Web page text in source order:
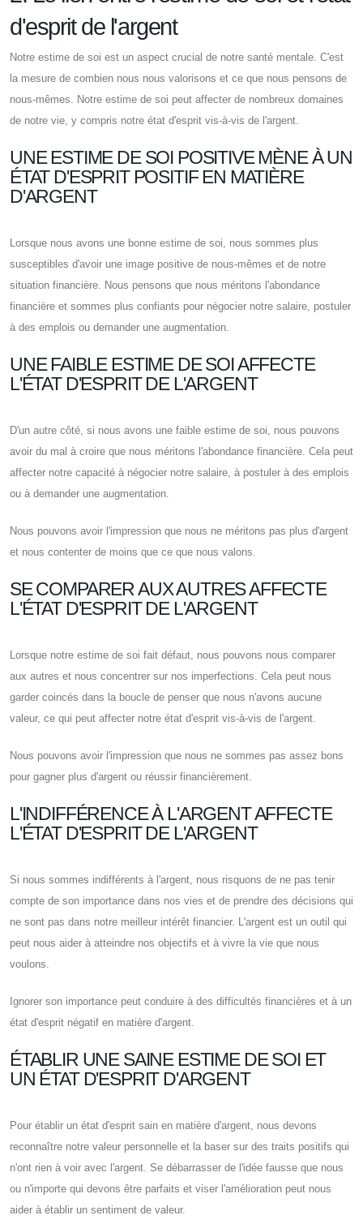
d'esprit de l'argent
Notre estime de soi est un aspect crucial de notre santé mentale. C'est
la mesure de combien nous nous valorisons et ce que nous pensons de
nous-mêmes. Notre estime de soi peut affecter de nombreux domaines
de notre vie, y compris notre état d'esprit vis-à-vis de l'argent.
UNE ESTIME DE SOI POSITIVE MÈNE À UN
ÉTAT D'ESPRIT POSITIF EN MATIÈRE
D'ARGENT
Lorsque nous avons une bonne estime de soi, nous sommes plus
susceptibles d'avoir une image positive de nous-mêmes et de notre
situation financière. Nous pensons que nous méritons l'abondance
financière et sommes plus confiants pour négocier notre salaire, postuler
à des emplois ou demander une augmentation.
UNE FAIBLE ESTIME DE SOI AFFECTE
L'ÉTAT D'ESPRIT DE L'ARGENT
D'un autre côté, si nous avons une faible estime de soi, nous pouvons
avoir du mal à croire que nous méritons l'abondance financière. Cela peut
affecter notre capacité à négocier notre salaire, à postuler à des emplois
ou à demander une augmentation.
Nous pouvons avoir l'impression que nous ne méritons pas plus d'argent
et nous contenter de moins que ce que nous valons.
SE COMPARER AUX AUTRES AFFECTE
L'ÉTAT D'ESPRIT DE L'ARGENT
Lorsque notre estime de soi fait défaut, nous pouvons nous comparer
aux autres et nous concentrer sur nos imperfections. Cela peut nous
garder coincés dans la boucle de penser que nous n'avons aucune
valeur, ce qui peut affecter notre état d'esprit vis-à-vis de l'argent.
Nous pouvons avoir l'impression que nous ne sommes pas assez bons
pour gagner plus d'argent ou réussir financièrement.
L'INDIFFÉRENCE À L'ARGENT AFFECTE
L'ÉTAT D'ESPRIT DE L'ARGENT
Si nous sommes indifférents à l'argent, nous risquons de ne pas tenir
compte de son importance dans nos vies et de prendre des décisions qui
ne sont pas dans notre meilleur intérêt financier. L'argent est un outil qui
peut nous aider à atteindre nos objectifs et à vivre la vie que nous
voulons.
Ignorer son importance peut conduire à des difficultés financières et à un
état d'esprit négatif en matière d'argent.
ÉTABLIR UNE SAINE ESTIME DE SOI ET
UN ÉTAT D'ESPRIT D'ARGENT
Pour établir un état d'esprit sain en matière d'argent, nous devons
reconnaître notre valeur personnelle et la baser sur des traits positifs qui
n'ont rien à voir avec l'argent. Se débarrasser de l'idée fausse que nous
ou n'importe qui devons être parfaits et viser l'amélioration peut nous
aider à établir un sentiment de valeur.